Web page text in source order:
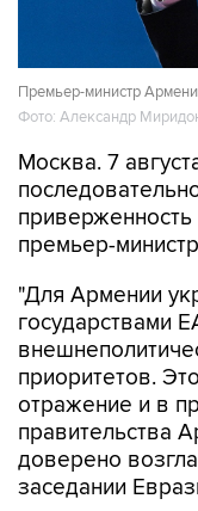
Премьер-министр
Фото: Александр
Москва. 7
премьер-
"Для Армении
государствами
приоритетов.
отражение и в
правительства
доверено
заседании